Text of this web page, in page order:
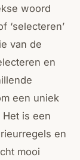
woord
‘selecteren’
van de
en
een uniek
is een
en
mooi